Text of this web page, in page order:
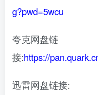
g?pwd=5wcu
夸克网盘链
接:https://
迅雷网盘链接: